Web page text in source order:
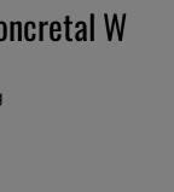
W